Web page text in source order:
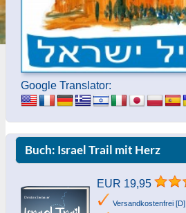
Google Translator:
Buch: Israel Trail mit Herz
EUR 19,95
Versandkostenfrei [D]